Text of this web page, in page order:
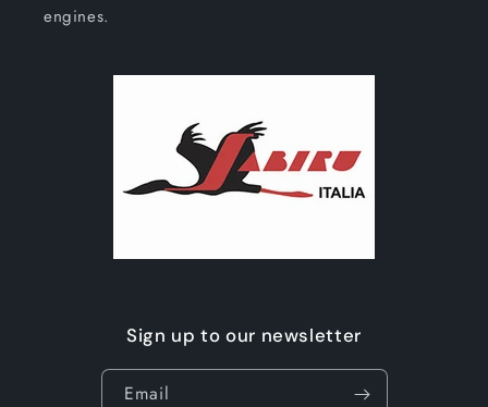
engines.
Sign up to our newsletter
Email